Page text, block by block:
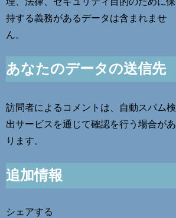
持する義務があるデータは含まれませ
ん。
あなたのデータの送信先
訪問者によるコメントは、自動スパム検
出サービスを通じて確認を行う場合があ
ります。
追加情報
シェアする